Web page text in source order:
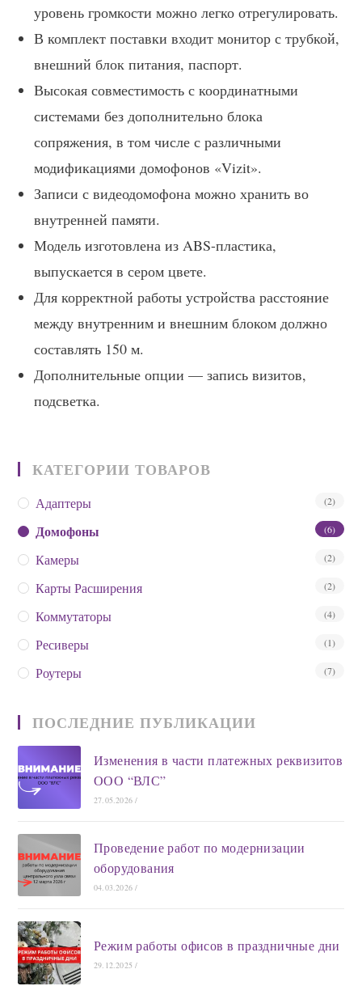
уровень громкости можно легко отрегулировать.
В комплект поставки входит монитор с трубкой,
внешний блок питания, паспорт.
Высокая совместимость с координатными
системами без дополнительно блока
сопряжения, в том числе с различными
модификациями домофонов «Vizit».
Записи с видеодомофона можно хранить во
внутренней памяти.
Модель изготовлена из ABS-пластика,
выпускается в сером цвете.
Для корректной работы устройства расстояние
между внутренним и внешним блоком должно
составлять 150 м.
Дополнительные опции — запись визитов,
подсветка.
КАТЕГОРИИ ТОВАРОВ
Адаптеры (2)
Домофоны (6)
Камеры (2)
Карты Расширения (2)
Коммутаторы (4)
Ресиверы (1)
Роутеры (7)
ПОСЛЕДНИЕ ПУБЛИКАЦИИ
Изменения в части платежных реквизитов
ООО “ВЛС”
27.05.2026 /
Проведение работ по модернизации
оборудования
04.03.2026 /
Режим работы офисов в праздничные дни
29.12.2025 /